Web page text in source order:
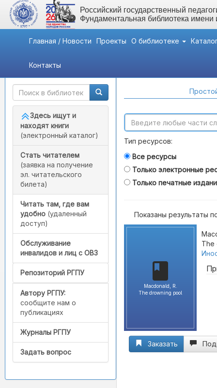
Российский государственный
Фундаментальная библиотека
Главная / Новости Проекты О библиотеке
Контакты
Быстрый доступ
Здесь ищут и
находят книги
(электронный каталог)
Стать читателем
(заявка на получение
эл. читательского
билета)
Читать там, где вам
удобно (удаленный
доступ)
Обслуживание
инвалидов и лиц с ОВЗ
Репозиторий РГПУ
Автору РГПУ:
сообщите нам о
публикациях
Журналы РГПУ
Задать вопрос
Тип ресурсов:
Все ресурсы
Только электронные
Только печатные
Показаны результаты
Macdonald, R.
The drowning pool
The
Заказать